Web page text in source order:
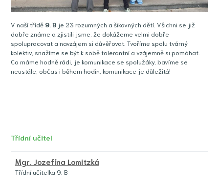
V naší třídě 9 . B je 23 rozumných a šikovných dětí. Všichni se již
dobře známe a zjistili jsme, že dokážeme velmi dobře
spolupracovat a navzájem si důvěřovat. Tvoříme spolu tvárný
kolektiv, snažíme se být k sobě tolerantní a vzájemně si pomáhat.
Co máme hodně rádi, je komunikace se spolužáky, bavíme se
neustále, občas i během hodin, komunikace je důležitá!
Třídní učitel
Mgr. Jozefína Lomitzká
Třídní učitelka 9. B